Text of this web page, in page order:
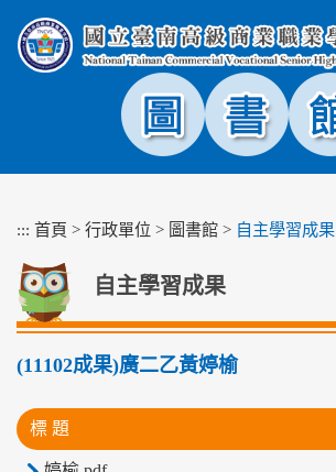
塊
::: 首頁 > 行政單位 > 圖書館 > 自主學習成果
自主學習成果
(11102成果)廣二乙黃婷榆
標 題